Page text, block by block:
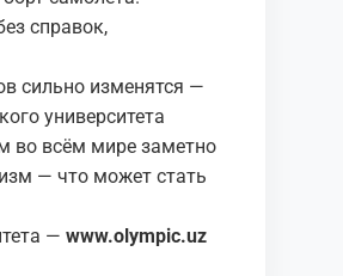
справок,
сильно изменятся —
университета
во всём мире заметно
— что может стать
— www.olympic.uz